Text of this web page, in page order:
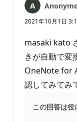
あ
り
せ
ん
2021年10月1日
masaki kato
きが自動で変
OneNote for
認してみてみ
この回答は